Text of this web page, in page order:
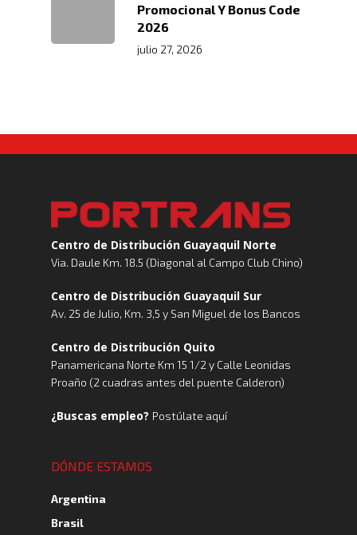
Promocional Y Bonus Code
2026
julio 27, 2026
Centro de Distribución Guayaquil Norte
Via. Daule Km. 18.5 (Diagonal al Campo Club Chino)
Centro de Distribución Guayaquil Sur
Av. 25 de Julio, Km. 3,5 y San Miguel de los Bancos
Centro de Distribución Quito
Panamericana Norte Km 15 1/2 y Calle Leonidas
Proaño (2 cuadras antes del puente Calderon)
¿Buscas empleo? Postúlate aquí
DÓNDE ESTAMOS
Argentina
Brasil